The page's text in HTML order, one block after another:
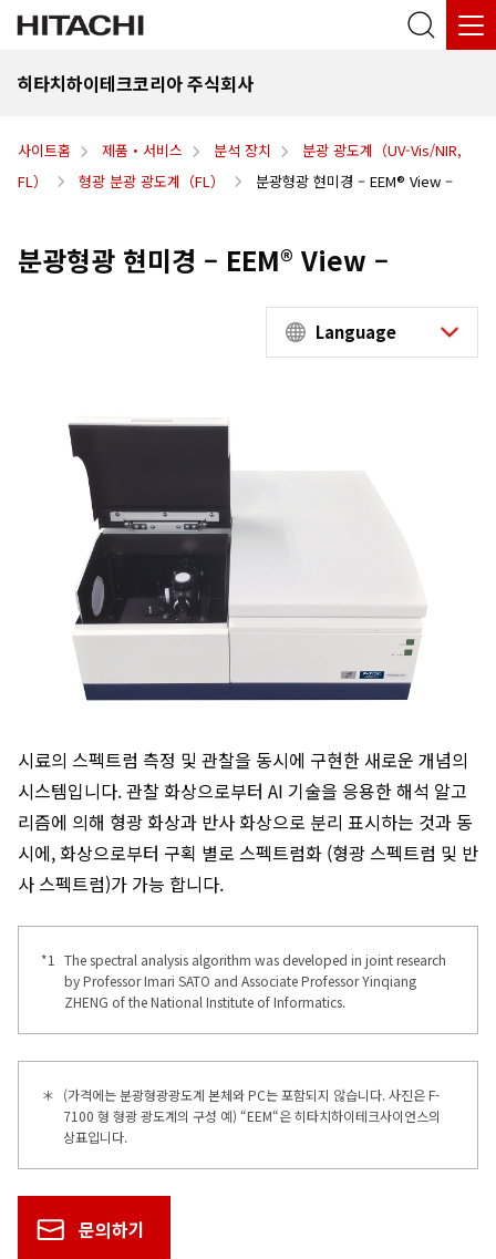
히타치하이테크코리아 주식회사
사이트홈 제품・서비스 분석 장치
분광 광도계（UV-Vis/NIR,
FL）
형광 분광 광도계（FL） 분광형광 현미경 – EEM® View –
분광형광 현미경 – EEM® View –
Language
시료의 스펙트럼 측정 및 관찰을 동시에 구현한 새로운 개념의
시스템입니다. 관찰 화상으로부터 AI 기술을 응용한 해석 알고
리즘에 의해 형광 화상과 반사 화상으로 분리 표시하는 것과 동
시에, 화상으로부터 구획 별로 스펙트럼화 (형광 스펙트럼 및 반
사 스펙트럼)가 가능 합니다.
*1
The spectral analysis algorithm was developed in joint research
by Professor Imari SATO and Associate Professor Yinqiang
ZHENG of the National Institute of Informatics.
＊ (가격에는 분광형광광도계 본체와 PC는 포함되지 않습니다. 사진은 F-
7100 형 형광 광도계의 구성 예) “EEM“은 히타치하이테크사이언스의
상표입니다.
문의하기